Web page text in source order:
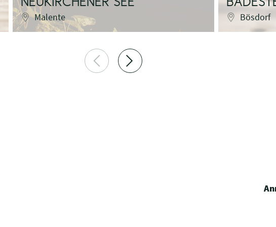
NEUKIRCHENER SEE
Malente Bösdorf